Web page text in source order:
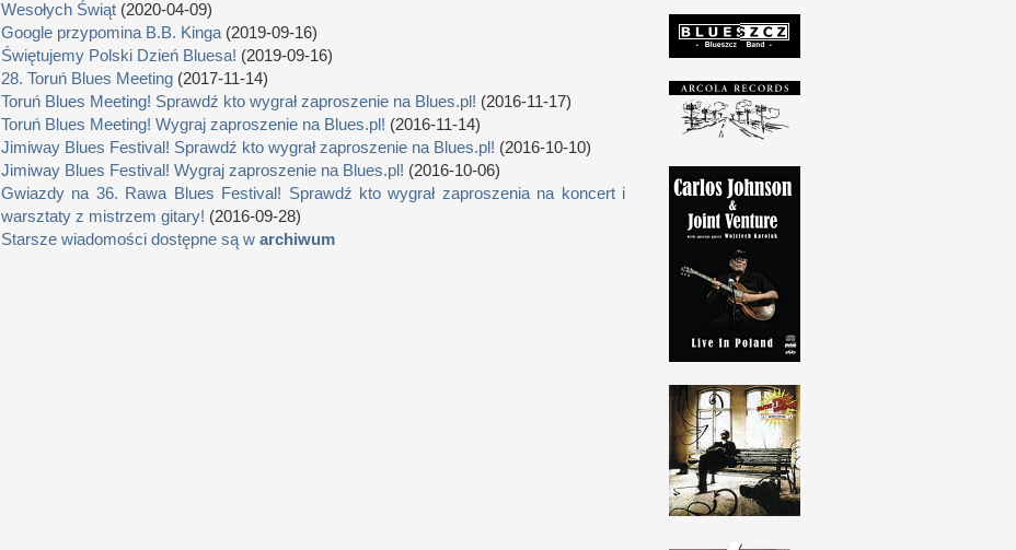
Wesołych Świąt (2020-04-09)
Google przypomina B.B. Kinga (2019-09-16)
Świętujemy Polski Dzień Bluesa! (2019-09-16)
28. Toruń Blues Meeting (2017-11-14)
Toruń Blues Meeting! Sprawdź kto wygrał zaproszenie na Blues.pl! (2016-11-17)
Toruń Blues Meeting! Wygraj zaproszenie na Blues.pl! (2016-11-14)
Jimiway Blues Festival! Sprawdź kto wygrał zaproszenie na Blues.pl! (2016-10-10)
Jimiway Blues Festival! Wygraj zaproszenie na Blues.pl! (2016-10-06)
Gwiazdy na 36. Rawa Blues Festival! Sprawdź kto wygrał zaproszenia na koncert i
warsztaty z mistrzem gitary! (2016-09-28)
Starsze wiadomości dostępne są w archiwum